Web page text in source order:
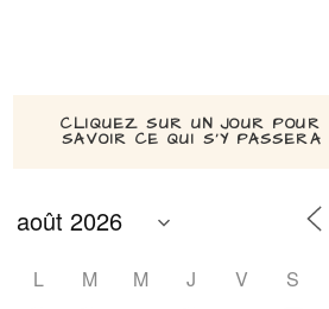
CLIQUEZ SUR UN JOUR POUR
SAVOIR CE QUI S’Y PASSERA
L M M J V S